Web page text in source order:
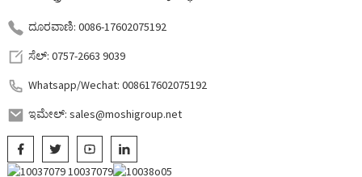
ದೂರವಾಣಿ: 0086-17602075192
ಸೆಲ್: 0757-2663 9039
Whatsapp/Wechat: 008617602075192
ಇಮೇಲ್: sales@moshigroup.net